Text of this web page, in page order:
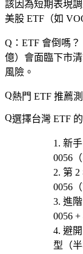
該因為短期表現
美股 ETF（如
Q：ETF 會倒嗎？
億）會面臨下市
風險。
熱門 ETF 推薦
選擇台灣 ETF
新
0056
第 2
0056
進
0056
避開
型（